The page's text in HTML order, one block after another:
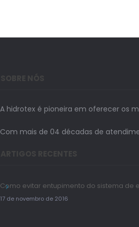
A hidrotex é pioneira em oferecer os
Com mais de 04 décadas de
Como evitar entupimento do sistema de
17 de novembro de 2016